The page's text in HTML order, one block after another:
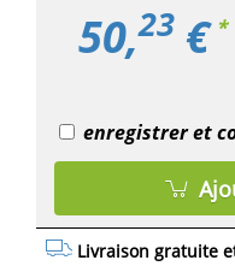
50,23 € *
Livraison gratuite
enregistrer et